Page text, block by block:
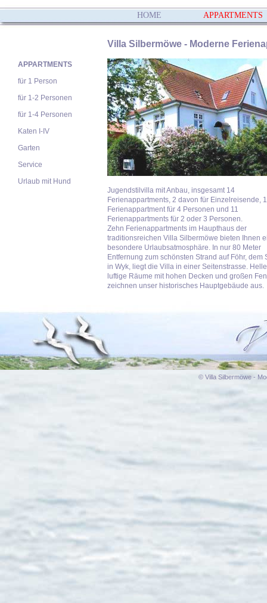
HOME APPARTMENTS
APPARTMENTS
für 1 Person
für 1-2 Personen
für 1-4 Personen
Katen I-IV
Garten
Service
Urlaub mit Hund
Villa Silbermöwe - Moderne
Jugendstilvilla mit Anbau, insgesamt 14
Ferienappartments, 2 davon für Einzelreisende, 1
Ferienappartment für 4 Personen und 11
Ferienappartments für 2 oder 3 Personen.
Zehn Ferienappartments im Haupthaus der
traditionsreichen Villa Silbermöwe bieten Ihnen
besondere Urlaubsatmosphäre. In nur 80 Meter
Entfernung zum schönsten Strand auf Föhr, dem
in Wyk, liegt die Villa in einer Seitenstrasse.
luftige Räume mit hohen Decken und großen
zeichnen unser historisches Hauptgebäude aus.
© Villa Silbermöwe -